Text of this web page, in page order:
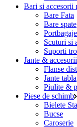
Bari si accesorii
Bare Fata
Bare spate
Portbagaje
Scuturi si
Suporti
Jante & accesorii
Flanse
Jante tabla
Piulite &
Piese de schimb
Bielete
Bucse
Caroserie